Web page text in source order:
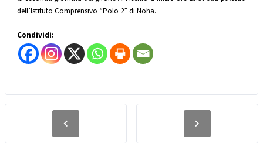
dell’Istituto Comprensivo “Polo 2” di Noha.
Condividi: